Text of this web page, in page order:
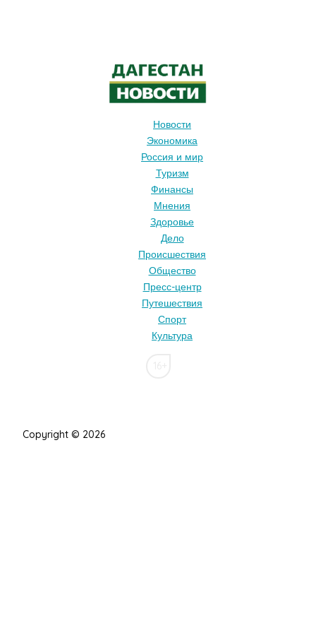
Новости
Экономика
Россия и мир
Туризм
Финансы
Мнения
Здоровье
Дело
Происшествия
Общество
Пресс-центр
Путешествия
Спорт
Культура
Copyright © 2026